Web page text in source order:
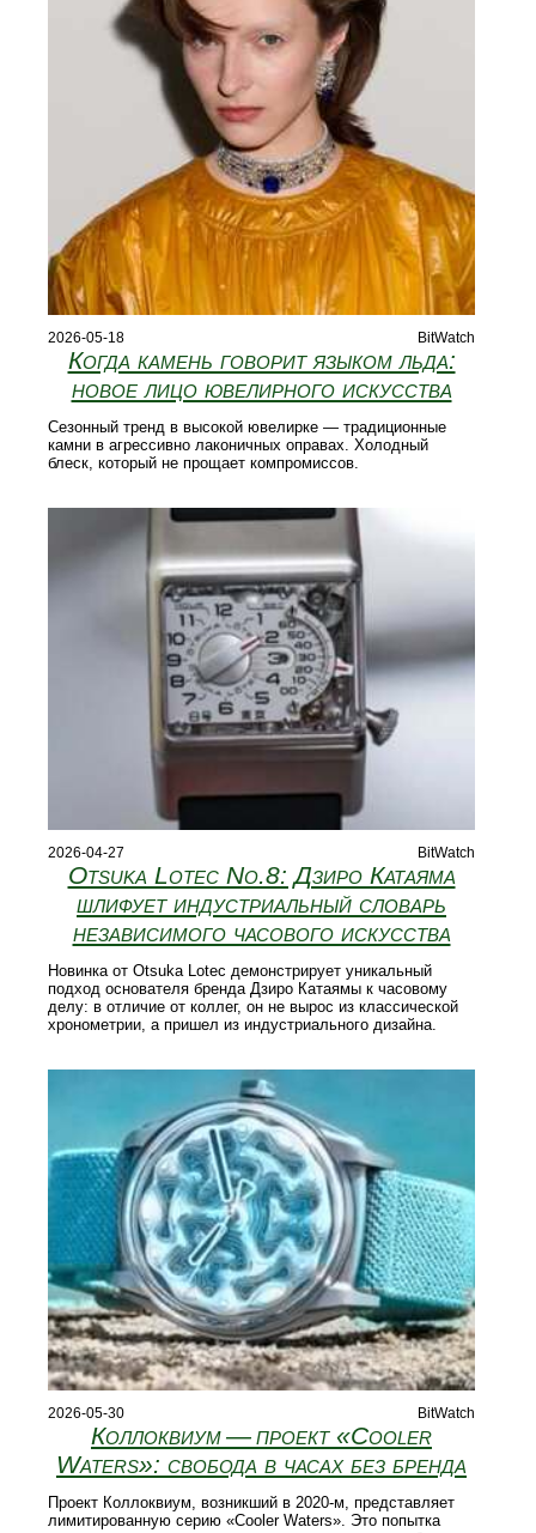
2026-05-18 BitWatch
Когда камень говорит языком льда:
новое лицо ювелирного искусства
Сезонный тренд в высокой ювелирке — традиционные
камни в агрессивно лаконичных оправах. Холодный
блеск, который не прощает компромиссов.
2026-04-27 BitWatch
Otsuka Lotec No.8: Дзиро Катаяма
шлифует индустриальный словарь
независимого часового искусства
Новинка от Otsuka Lotec демонстрирует уникальный
подход основателя бренда Дзиро Катаямы к часовому
делу: в отличие от коллег, он не вырос из классической
хронометрии, а пришел из индустриального дизайна.
2026-05-30 BitWatch
Коллоквиум — проект «Cooler
Waters»: свобода в часах без бренда
Проект Коллоквиум, возникший в 2020‑м, представляет
лимитированную серию «Cooler Waters». Это попытка